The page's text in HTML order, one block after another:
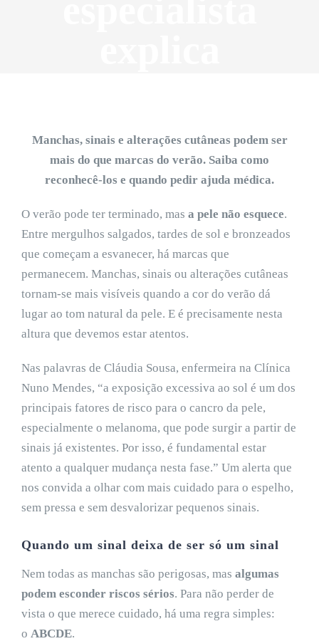
Manchas, sinais e alterações cutâneas podem ser
mais do que marcas do verão. Saiba como
reconhecê-los e quando pedir ajuda médica.
O verão pode ter terminado, mas a pele não esquece.
Entre mergulhos salgados, tardes de sol e bronzeados
que começam a esvanecer, há marcas que
permanecem. Manchas, sinais ou alterações cutâneas
tornam-se mais visíveis quando a cor do verão dá
lugar ao tom natural da pele. E é precisamente nesta
altura que devemos estar atentos.
Nas palavras de Cláudia Sousa, enfermeira na Clínica
Nuno Mendes, “a exposição excessiva ao sol é um dos
principais fatores de risco para o cancro da pele,
especialmente o melanoma, que pode surgir a partir de
sinais já existentes. Por isso, é fundamental estar
atento a qualquer mudança nesta fase.” Um alerta que
nos convida a olhar com mais cuidado para o espelho,
sem pressa e sem desvalorizar pequenos sinais.
Quando um sinal deixa de ser só um sinal
Nem todas as manchas são perigosas, mas algumas
podem esconder riscos sérios. Para não perder de
vista o que merece cuidado, há uma regra simples:
o ABCDE.